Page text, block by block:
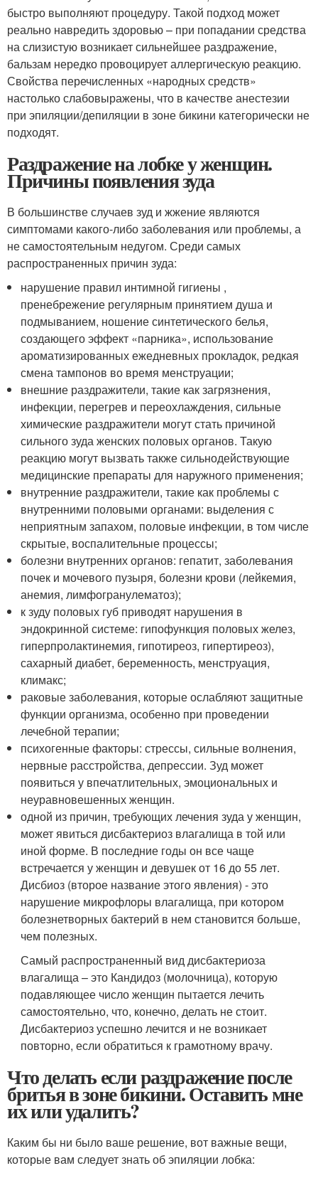
быстро выполняют процедуру. Такой подход может
реально навредить здоровью – при попадании средства
на слизистую возникает сильнейшее раздражение,
бальзам нередко провоцирует аллергическую реакцию.
Свойства перечисленных «народных средств»
настолько слабовыражены, что в качестве анестезии
при эпиляции/депиляции в зоне бикини категорически не
подходят.
Раздражение на лобке у женщин.
Причины появления зуда
В большинстве случаев зуд и жжение являются
симптомами какого-либо заболевания или проблемы, а
не самостоятельным недугом. Среди самых
распространенных причин зуда:
нарушение правил интимной гигиены ,
пренебрежение регулярным принятием душа и
подмыванием, ношение синтетического белья,
создающего эффект «парника», использование
ароматизированных ежедневных прокладок, редкая
смена тампонов во время менструации;
внешние раздражители, такие как загрязнения,
инфекции, перегрев и переохлаждения, сильные
химические раздражители могут стать причиной
сильного зуда женских половых органов. Такую
реакцию могут вызвать также сильнодействующие
медицинские препараты для наружного применения;
внутренние раздражители, такие как проблемы с
внутренними половыми органами: выделения с
неприятным запахом, половые инфекции, в том числе
скрытые, воспалительные процессы;
болезни внутренних органов: гепатит, заболевания
почек и мочевого пузыря, болезни крови (лейкемия,
анемия, лимфогранулематоз);
к зуду половых губ приводят нарушения в
эндокринной системе: гипофункция половых желез,
гиперпролактинемия, гипотиреоз, гипертиреоз),
сахарный диабет, беременность, менструация,
климакс;
раковые заболевания, которые ослабляют защитные
функции организма, особенно при проведении
лечебной терапии;
психогенные факторы: стрессы, сильные волнения,
нервные расстройства, депрессии. Зуд может
появиться у впечатлительных, эмоциональных и
неуравновешенных женщин.
одной из причин, требующих лечения зуда у женщин,
может явиться дисбактериоз влагалища в той или
иной форме. В последние годы он все чаще
встречается у женщин и девушек от 16 до 55 лет.
Дисбиоз (второе название этого явления) - это
нарушение микрофлоры влагалища, при котором
болезнетворных бактерий в нем становится больше,
чем полезных.
Самый распространенный вид дисбактериоза
влагалища – это Кандидоз (молочница), которую
подавляющее число женщин пытается лечить
самостоятельно, что, конечно, делать не стоит.
Дисбактериоз успешно лечится и не возникает
повторно, если обратиться к грамотному врачу.
Что делать если раздражение после
бритья в зоне бикини. Оставить мне
их или удалить?
Каким бы ни было ваше решение, вот важные вещи,
которые вам следует знать об эпиляции лобка: